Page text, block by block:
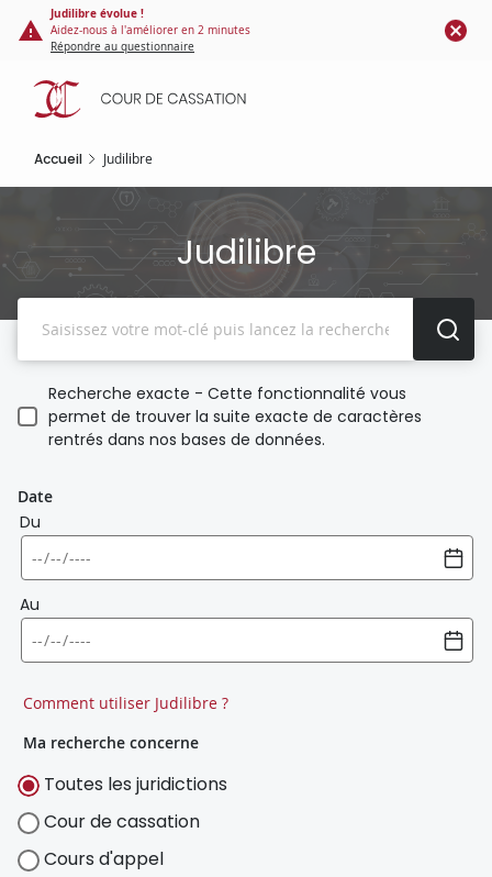
Panneau de gestion des cookies
contenu
principal
Judilibre évolue !
Aidez-nous à l'améliorer en 2 minutes
Répondre au questionnaire
Accueil Judilibre
Judilibre
Recherche exacte - Cette fonctionnalité vous
permet de trouver la suite exacte de caractères
rentrés dans nos bases de données.
Date
Du
Au
Comment utiliser Judilibre ?
Ma recherche concerne
Toutes les juridictions
Cour de cassation
Cours d'appel